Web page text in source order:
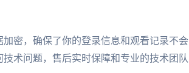
密，确保了你的登录信息和观看记录不会
术问题，售后实时保障和专业的技术团队